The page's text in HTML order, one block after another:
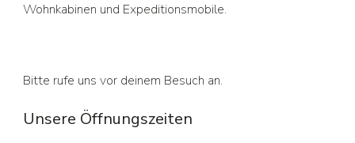
Wohnkabinen und Expeditionsmobile.
Bitte rufe uns vor deinem Besuch an.
Unsere Öffnungszeiten